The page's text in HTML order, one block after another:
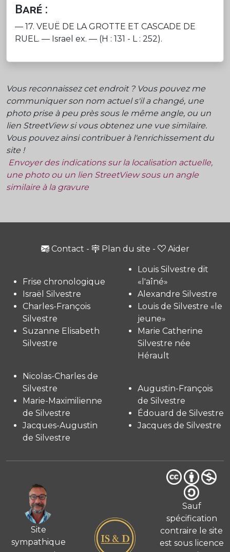
Baré :
— 17. VEUË DE LA GROTTE ET CASCADE DE
RUEL. — Israel ex. — (H : 131 - L : 252).
Vous reconnaissez cet endroit ? Vous pouvez me
communiquer son nom actuel s'il a changé, une
photo prise à peu près sous le même angle, ou un
lien StreetView si vous obtenez une vue similaire.
Vous pouvez ainsi contribuer à l'enrichissement du
site !
Envoyer des indications sur la localisation actuelle,
une photo ou un lien StreetView sous un angle
similaire à la gravure
Contact - Plan du site - Aider
Frise chronologique
Israël Silvestre
Charles-François
Silvestre
Suzanne Elisabeth
Silvestre
Louis Silvestre dit
«l'aîné»
Alexandre Silvestre
Louis de Silvestre «le
jeune»
Marie Catherine
Silvestre née
Hérault
Nicolas-Charles de
Silvestre
Marie-Maximilienne
de Silvestre
Jacques-Augustin
de Silvestre
Augustin-François
de Silvestre
Édouard de Silvestre
Jacques de Silvestre
Site
sympathique
Sauf
spécification
contraire le site
est sous licence